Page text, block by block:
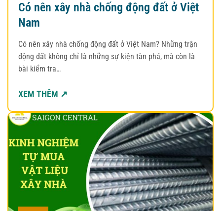
Có nên xây nhà chống động đất ở Việt
Nam
Có nên xây nhà chống động đất ở Việt Nam? Những trận
động đất không chỉ là những sự kiện tàn phá, mà còn là
bài kiểm tra…
XEM THÊM ↗